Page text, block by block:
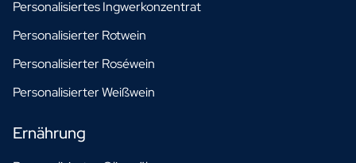
Personalisiertes Ingwerkonzentrat
Personalisierter Rotwein
Personalisierter Roséwein
Personalisierter Weißwein
Ernährung